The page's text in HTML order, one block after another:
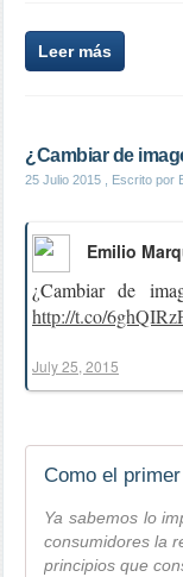
Leer más
¿Cambiar de
25 Julio 2015 , Escrito por
¿Cambiar de
http://t.co/
Emilio
July 25, 2015
Ya sabemos lo
consumidores la
principios que